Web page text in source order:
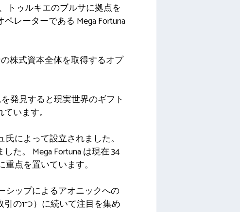
トゥルキエのブルサに拠点を
レーターである Mega Fortuna
株式資本全体を取得するオプ
発見すると現実世界のギフト
います。
によって設立されました。
た。 Mega Fortuna は現在 34
点を置いています。
シップによるアオニックへの
の1つ）に続いて注目を集め